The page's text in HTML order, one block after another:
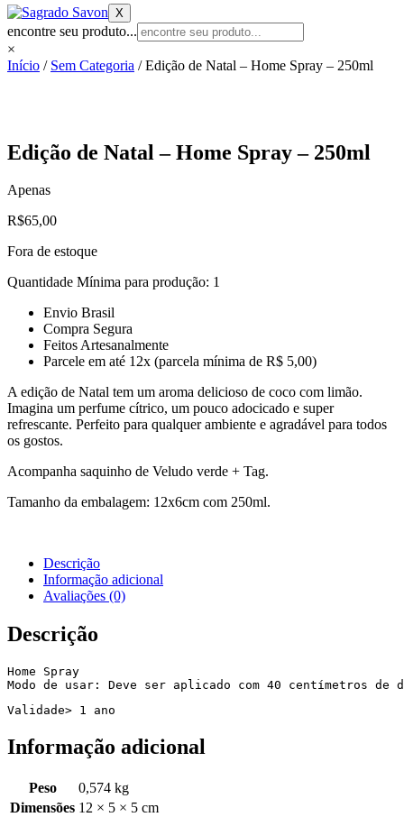
X
encontre seu produto...
×
Início / Sem Categoria / Edição de Natal – Home Spray – 250ml
Edição de Natal – Home Spray – 250ml
Apenas
R$65,00
Fora de estoque
Quantidade Mínima para produção: 1
Envio Brasil
Compra Segura
Feitos Artesanalmente
Parcele em até 12x (parcela mínima de R$ 5,00)
A edição de Natal tem um aroma delicioso de coco com limão.
Imagina um perfume cítrico, um pouco adocicado e super
refrescante. Perfeito para qualquer ambiente e agradável para todos
os gostos.
Acompanha saquinho de Veludo verde + Tag.
Tamanho da embalagem: 12x6cm com 250ml.
Descrição
Informação adicional
Avaliações (0)
Descrição
Home Spray
Modo de usar: Deve ser aplicado com 40 centímetros
Validade> 1 ano
Informação adicional
Peso
0,574 kg
Dimensões 12 × 5 × 5 cm